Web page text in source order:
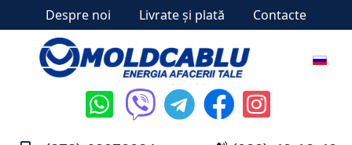
Despre noi Livrate și plată Contacte